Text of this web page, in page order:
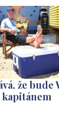
že bude